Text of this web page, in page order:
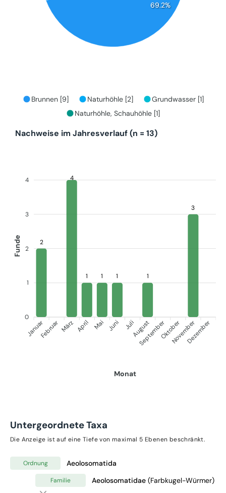
69.2%
Brunnen [9] Naturhöhle [2]
Grundwasser [1]
Naturhöhle, Schauhöhle [1]
Nachweise im Jahresverlauf (n = 13)
4
3
2
1
0
Funde 2
4
1 1 1 1
3
JanuarFebruar März April Mai Juni JuliAugust
SeptemberOktoberNovemberDezember
Monat
Untergeordnete Taxa
Die Anzeige ist auf eine Tiefe von maximal 5 Ebenen beschränkt.
Ordnung Aeolosomatida
Familie Aeolosomatidae (Farbkugel-Würmer)